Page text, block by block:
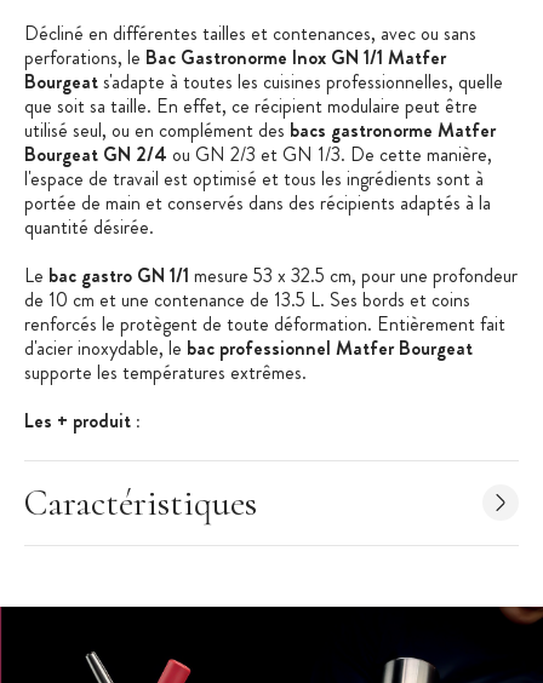
Décliné en différentes tailles et contenances, avec ou sans
perforations, le Bac Gastronorme Inox GN 1/1 Matfer
Bourgeats'adapte à toutes les cuisines professionnelles, quelle
que soit sa taille. En effet, ce récipient modulaire peut être
utilisé seul, ou en complément des bacs gastronorme Matfer
Bourgeat GN 2/4 ou GN 2/3 et GN 1/3. De cette manière,
l'espace de travail est optimisé et tous les ingrédients sont à
portée de main et conservés dans des récipients adaptés à la
quantité désirée.
Le bac gastro GN 1/1 mesure 53 x 32.5 cm, pour une profondeur
de 10 cm et une contenance de 13.5 L. Ses bords et coins
renforcés le protègent de toute déformation. Entièrement fait
d'acier inoxydable, le bac professionnel Matfer Bourgeat
supporte les températures extrêmes.
Les + produit :
Fabriqué en France
Bac gastronorme conforme aux normes NF 631-1
Bac Gastronorme Perforé
Caractéristiques